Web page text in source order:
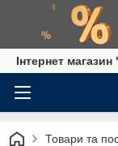
Інтернет
Товари та